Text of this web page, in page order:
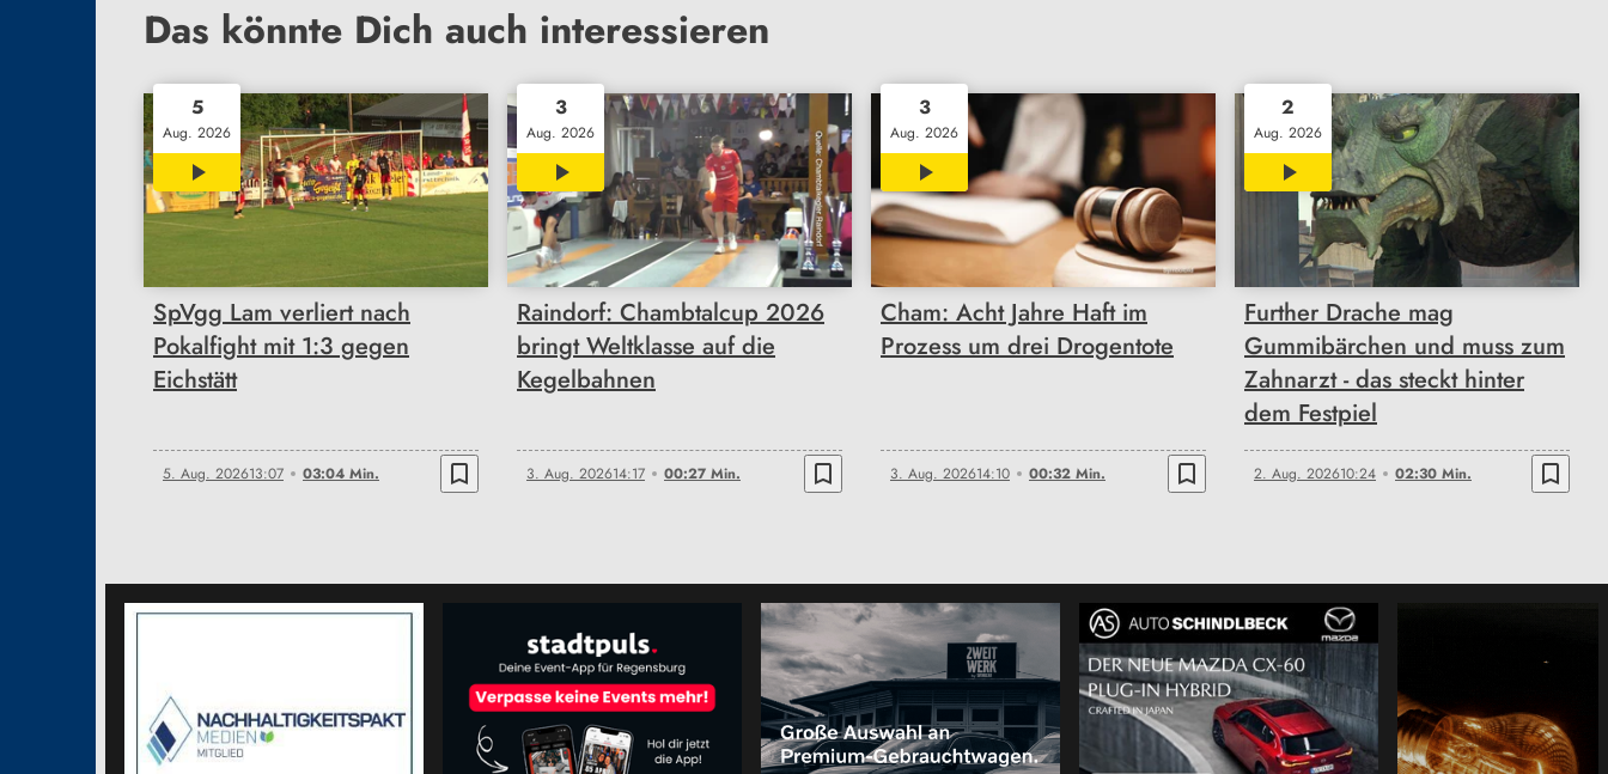
Das könnte Dich auch interessieren
5
Aug. 2026
03:04
SpVgg Lam verliert nach
Pokalfight mit 1:3 gegen
Eichstätt
5. Aug. 202613:07 03:04 Min. bookmark_border
3
Aug. 2026
00:27
Raindorf: Chambtalcup 2026
bringt Weltklasse auf die
Kegelbahnen
3. Aug. 202614:17 00:27 Min. bookmark_border
3
Aug. 2026
00:32
Cham: Acht Jahre Haft im
Prozess um drei Drogentote
3. Aug. 202614:10 00:32 Min. bookmark_border
2
Aug. 2026
02:30
Further Drache mag
Gummibärchen und muss zum
Zahnarzt - das steckt hinter
dem Festpiel
2. Aug. 202610:24 02:30 Min. bookmark_border